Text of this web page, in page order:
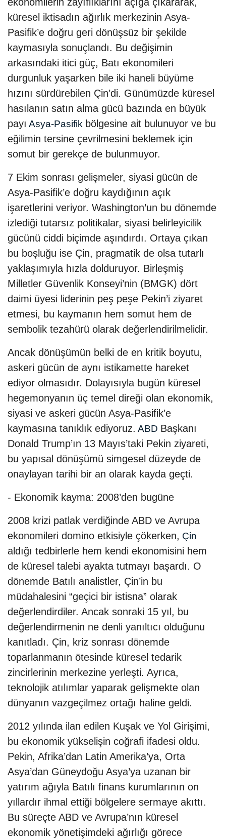
küresel iktisadın ağırlık merkezinin Asya-
Pasifik’e doğru geri dönüşsüz bir şekilde
kaymasıyla sonuçlandı. Bu değişimin
arkasındaki itici güç, Batı ekonomileri
durgunluk yaşarken bile iki haneli büyüme
hızını sürdürebilen Çin’di. Günümüzde küresel
hasılanın satın alma gücü bazında en büyük
payı Asya-Pasifik bölgesine ait bulunuyor ve bu
eğilimin tersine çevrilmesini beklemek için
somut bir gerekçe de bulunmuyor.
7 Ekim sonrası gelişmeler, siyasi gücün de
Asya-Pasifik’e doğru kaydığının açık
işaretlerini veriyor. Washington’un bu dönemde
izlediği tutarsız politikalar, siyasi belirleyicilik
gücünü ciddi biçimde aşındırdı. Ortaya çıkan
bu boşluğu ise Çin, pragmatik de olsa tutarlı
yaklaşımıyla hızla dolduruyor. Birleşmiş
Milletler Güvenlik Konseyi’nin (BMGK) dört
daimi üyesi liderinin peş peşe Pekin’i ziyaret
etmesi, bu kaymanın hem somut hem de
sembolik tezahürü olarak değerlendirilmelidir.
Ancak dönüşümün belki de en kritik boyutu,
askeri gücün de aynı istikamette hareket
ediyor olmasıdır. Dolayısıyla bugün küresel
hegemonyanın üç temel direği olan ekonomik,
siyasi ve askeri gücün Asya-Pasifik’e
kaymasına tanıklık ediyoruz. ABD Başkanı
Donald Trump’ın 13 Mayıs’taki Pekin ziyareti,
bu yapısal dönüşümü simgesel düzeyde de
onaylayan tarihi bir an olarak kayda geçti.
- Ekonomik kayma: 2008’den bugüne
2008 krizi patlak verdiğinde ABD ve Avrupa
ekonomileri domino etkisiyle çökerken, Çin
aldığı tedbirlerle hem kendi ekonomisini hem
de küresel talebi ayakta tutmayı başardı. O
dönemde Batılı analistler, Çin’in bu
müdahalesini “geçici bir istisna” olarak
değerlendirdiler. Ancak sonraki 15 yıl, bu
değerlendirmenin ne denli yanıltıcı olduğunu
kanıtladı. Çin, kriz sonrası dönemde
toparlanmanın ötesinde küresel tedarik
zincirlerinin merkezine yerleşti. Ayrıca,
teknolojik atılımlar yaparak gelişmekte olan
dünyanın vazgeçilmez ortağı haline geldi.
2012 yılında ilan edilen Kuşak ve Yol Girişimi,
bu ekonomik yükselişin coğrafi ifadesi oldu.
Pekin, Afrika’dan Latin Amerika’ya, Orta
Asya’dan Güneydoğu Asya’ya uzanan bir
yatırım ağıyla Batılı finans kurumlarının on
yıllardır ihmal ettiği bölgelere sermaye akıttı.
Bu süreçte ABD ve Avrupa’nın küresel
ekonomik yönetişimdeki ağırlığı görece